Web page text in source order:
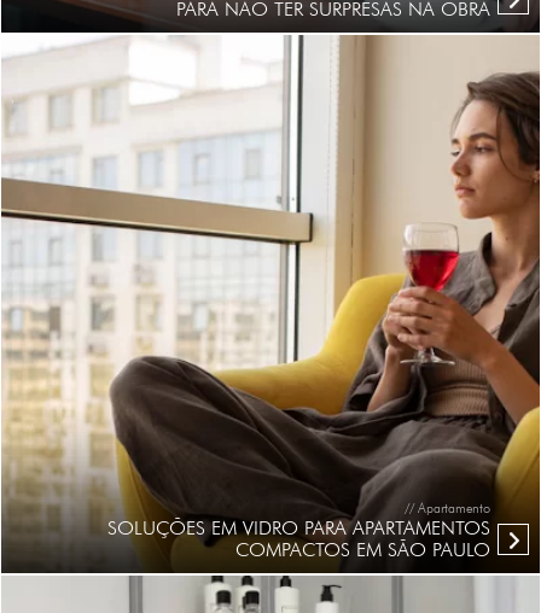
PARA NÃO TER SURPRESAS NA OBRA
// Apartamento
SOLUÇÕES EM VIDRO PARA APARTAMENTOS
COMPACTOS EM SÃO PAULO